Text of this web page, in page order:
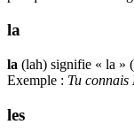
la
la (lah) signifie « la »
Exemple : Tu
les